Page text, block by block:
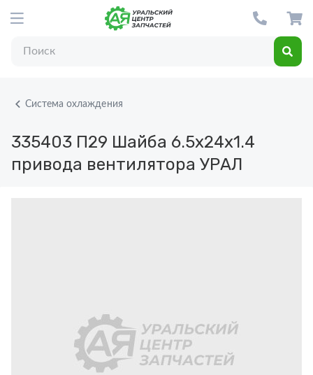
Система охлаждения
335403 П29 Шайба 6.5х24х1.4
привода вентилятора УРАЛ